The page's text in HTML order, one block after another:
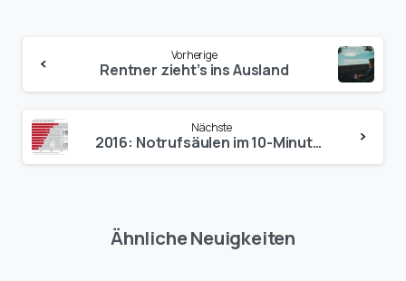
Vorherige
Rentner zieht’s ins Ausland
Nächste
2016: Notrufsäulen im 10-Minuten-Takt
Ähnliche Neuigkeiten